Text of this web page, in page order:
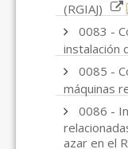
(RGIAJ)
0083 -
instalación
0085 -
máquinas
0086 -
azar en el